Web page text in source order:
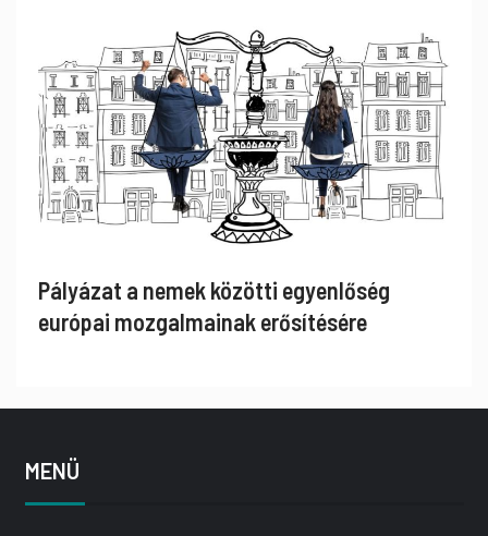
Pályázat a nemek közötti egyenlőség
európai mozgalmainak erősítésére
MENÜ